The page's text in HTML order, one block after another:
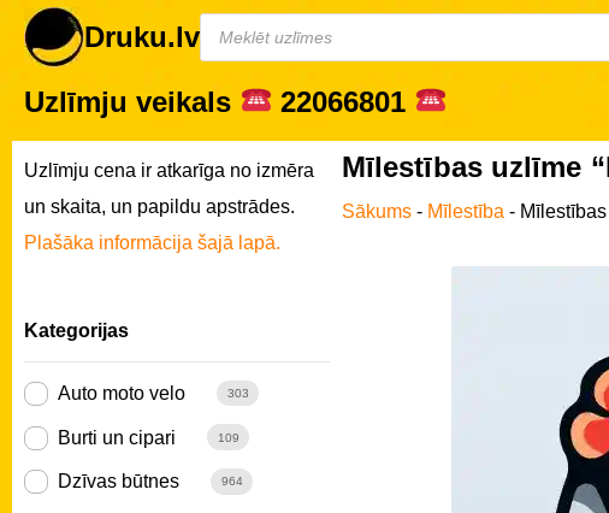
Druku.lv
Uzlīmju veikals 22066801
Uzlīmju cena ir atkarīga no izmēra
un skaita, un papildu apstrādes.
Plašāka informācija šajā lapā.
Kategorijas
Auto moto velo 303
Burti un cipari 109
Dzīvas būtnes 964
Mīlestības uzlīme
Sākums- Mīlestība -